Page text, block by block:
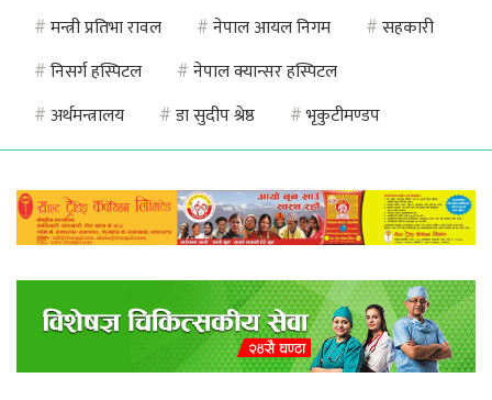
#मन्त्री प्रतिभा रावल #नेपाल आयल निगम #सहकारी
#निसर्ग हस्पिटल #नेपाल क्यान्सर हस्पिटल
#अर्थमन्त्रालय #डा सुदीप श्रेष्ठ #भृकुटीमण्डप